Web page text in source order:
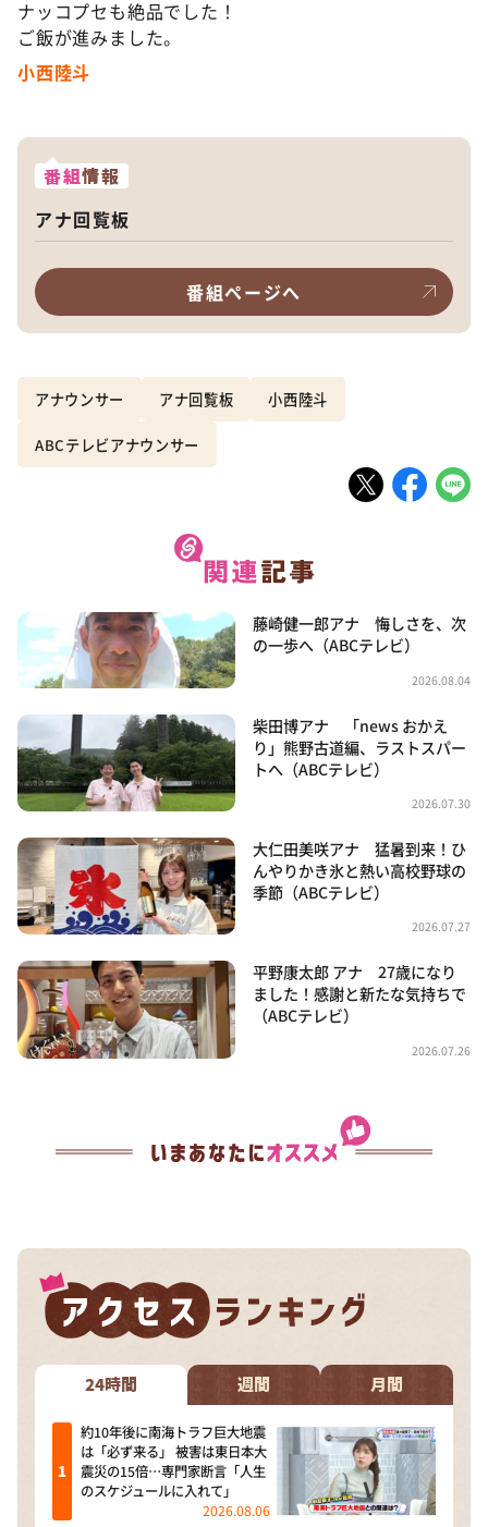
ナッコプセも絶品でした！
ご飯が進みました。
小西陸斗
番組情報
アナ回覧板
番組ページへ
アナウンサー アナ回覧板 小西陸斗
ABCテレビアナウンサー
藤崎健一郎アナ 悔しさを、次
の一歩へ（ABCテレビ）
2026.08.04
柴田博アナ 「news おかえ
り」熊野古道編、ラストスパー
トへ（ABCテレビ）
2026.07.30
大仁田美咲アナ 猛暑到来！ひ
んやりかき氷と熱い高校野球の
季節（ABCテレビ）
2026.07.27
平野康太郎 アナ 27歳になり
ました！感謝と新たな気持ちで
（ABCテレビ）
2026.07.26
24時間 週間 月間
約10年後に南海トラフ巨大地震
は「必ず来る」 被害は東日本大
震災の15倍…専門家断言「人生
のスケジュールに入れて」
2026.08.06